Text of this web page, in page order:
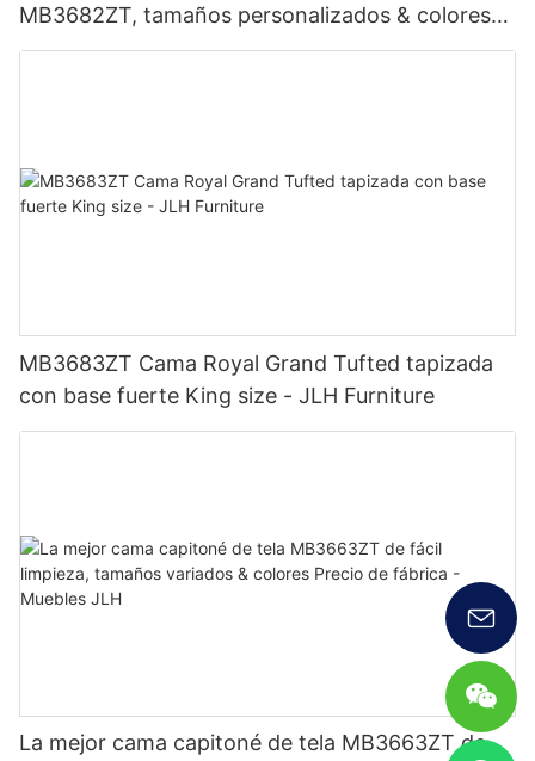
MB3682ZT, tamaños personalizados & colores
Precio de fábrica - Muebles JLH
MB3683ZT Cama Royal Grand Tufted tapizada
con base fuerte King size - JLH Furniture
La mejor cama capitoné de tela MB3663ZT de